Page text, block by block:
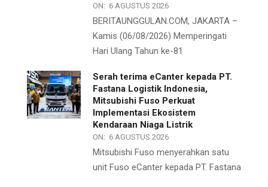
ON: 6 AGUSTUS 2026
BERITAUNGGULAN.COM, JAKARTA –
Kamis (06/08/2026) Memperingati
Hari Ulang Tahun ke-81
Serah terima eCanter kepada PT.
Fastana Logistik Indonesia,
Mitsubishi Fuso Perkuat
Implementasi Ekosistem
Kendaraan Niaga Listrik
ON: 6 AGUSTUS 2026
Mitsubishi Fuso menyerahkan satu
unit Fuso eCanter kepada PT. Fastana